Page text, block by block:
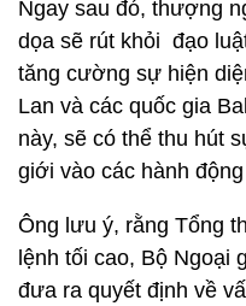
Ngay sau đó, thượng
dọa sẽ rút khỏi đạo
tăng cường sự hiện
Lan và các quốc gia
này, sẽ có thể thu hút
giới vào các hành
Ông lưu ý, rằng Tổng
lệnh tối cao, Bộ Ngoại
đưa ra quyết định về